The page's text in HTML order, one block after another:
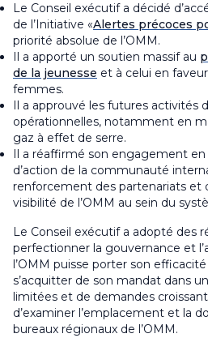
Le Conseil exécutif a décidé
de l’Initiative «Alertes précoces
priorité absolue de l’OMM.
Il a apporté un soutien massif au
de la jeunesse et à celui en
femmes.
Il a approuvé les futures
opérationnelles, notamment en
gaz à effet de serre.
Il a réaffirmé son engagement
d’action de la communauté
renforcement des partenariats et
visibilité de l’OMM au sein du
Le Conseil exécutif a adopté des
perfectionner la gouvernance et
l’OMM puisse porter son
s’acquitter de son mandat dans
limitées et de demandes
d’examiner l’emplacement et la
bureaux régionaux de l’OMM.